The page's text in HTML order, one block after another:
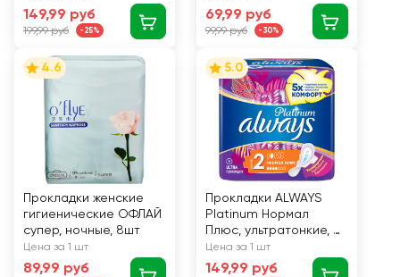
149,99 руб
199,99 руб -25%
69,99 руб
99,99 руб -30%
4.6
Прокладки женские
гигиенические ОФЛАЙ
супер, ночные, 8шт
Цена за 1 шт
89,99 руб
5.0
Прокладки ALWAYS
Platinum Нормал
Плюс, ультратонкие, с
крылышками, 8шт
Цена за 1 шт
149,99 руб